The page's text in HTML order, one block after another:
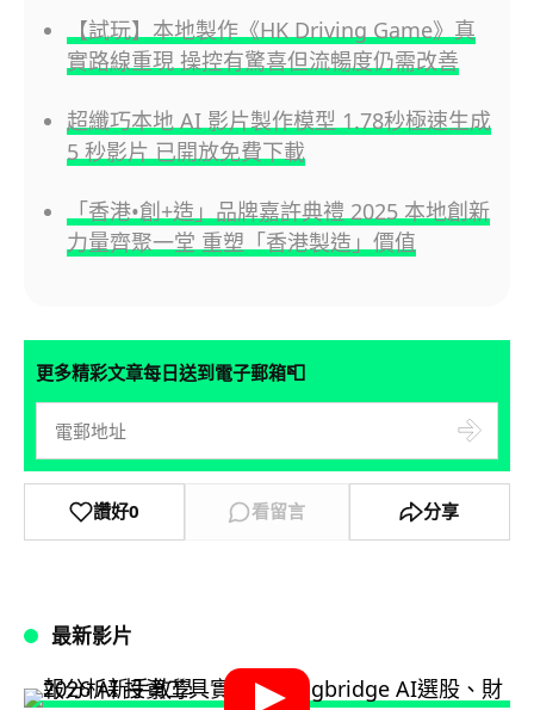
【試玩】本地製作《HK Driving Game》真
實路線重現 操控有驚喜但流暢度仍需改善
超纖巧本地 AI 影片製作模型 1.78秒極速生成
5 秒影片 已開放免費下載
「香港•創+造」品牌嘉許典禮 2025 本地創新
力量齊聚一堂 重塑「香港製造」價值
更多精彩文章每日送到電子郵箱📮
讚好0 看留言 分享
最新影片